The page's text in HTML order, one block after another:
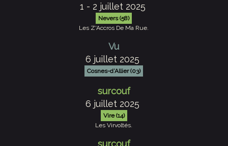
1 - 2 juillet 2025
Nevers (58)
Les Z'Accros De Ma Rue.
Vu
6 juillet 2025
Cosnes-d’Allier (03)
surcouf
6 juillet 2025
Vire (14)
Les Virvoltés.
surcouf